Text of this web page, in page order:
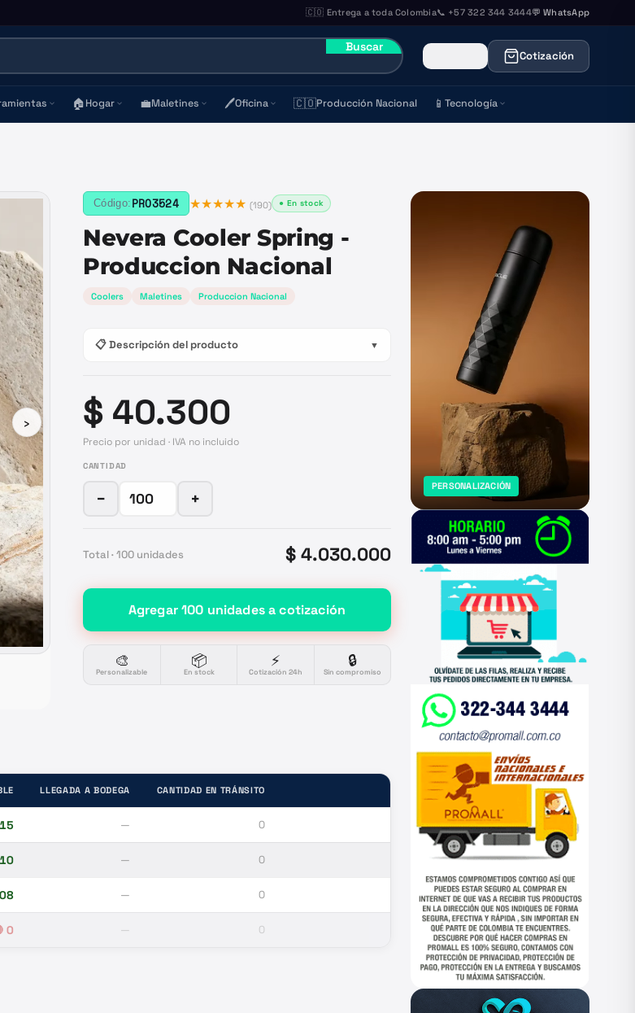
🇨🇴 Entrega a toda Colombia📞 +57 322 344 3444💬 WhatsApp
Buscar
Cotización
🏠Hogar 💼Maletines 🖊️Oficina 🇨🇴Producción Nacional 📱 Tecnología
›
Código: PRO3524 ★★★★★ (190) ● En stock
Nevera Cooler Spring -
Produccion Nacional
Coolers Maletines Produccion Nacional
📋 Descripción del producto ▼
$ 40.300
Precio por unidad · IVA no incluido
CANTIDAD
− +
Total · 100 unidades $ 4.030.000
Agregar100 unidadesa cotización
🎨
Personalizable
📦
En stock
⚡
Cotización 24h
🔒
Sin compromiso
LLEGADA A BODEGA CANTIDAD EN TRÁNSITO ESTADO
— 0 —
— 0 —
— 0 —
0 — 0 —
PERSONALIZACIÓN